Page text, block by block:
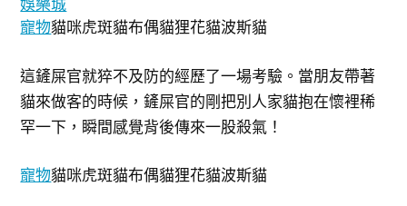
娛樂城
寵物貓咪虎斑貓布偶貓狸花貓波斯貓
這鏟屎官就猝不及防的經歷了一場考驗。當朋友帶著
貓來做客的時候，鏟屎官的剛把別人家貓抱在懷裡稀
罕一下，瞬間感覺背後傳來一股殺氣！
寵物貓咪虎斑貓布偶貓狸花貓波斯貓